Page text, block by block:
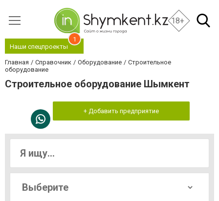
18+
Наши спецпроекты
1
Главная Справочник Оборудование
Строительное
оборудование
Строительное оборудование Шымкент
+ Добавить предприятие